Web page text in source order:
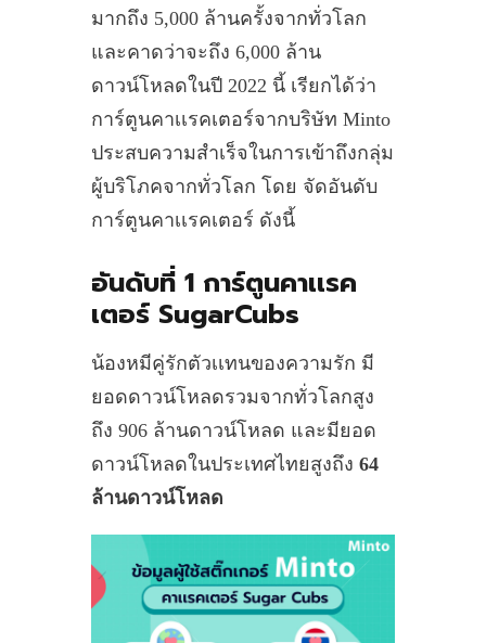
มากถึง 5,000 ล้านครั้งจากทั่วโลก
และคาดว่าจะถึง 6,000 ล้าน
ดาวน์โหลดในปี 2022 นี้ เรียกได้ว่า
การ์ตูนคาเเรคเตอร์จากบริษัท Minto
ประสบความสำเร็จในการเข้าถึงกลุ่ม
ผู้บริโภคจากทั่วโลก โดย จัดอันดับ
การ์ตูนคาเเรคเตอร์ ดังนี้
อันดับที่ 1 การ์ตูนคาเเรค
เตอร์ SugarCubs
น้องหมีคู่รักตัวเเทนของความรัก มี
ยอดดาวน์โหลดรวมจากทั่วโลกสูง
ถึง 906 ล้านดาวน์โหลด และมียอด
ดาวน์โหลดในประเทศไทยสูงถึง 64
ล้านดาวน์โหลด